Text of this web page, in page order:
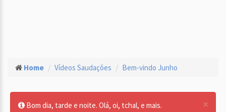
Home Vídeos Saudações Bem-vindo Junho
×
Bom dia, tarde e noite. Olá, oi, tchal, e mais.